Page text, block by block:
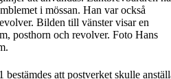
i mössan. Han var också
Bilden till vänster visar en
posthorn och revolver. Foto Hans
bestämdes att postverket skulle